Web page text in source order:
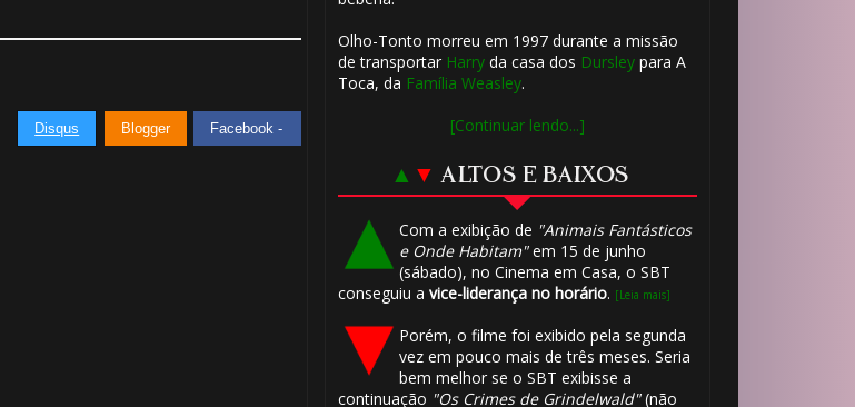
Disqus Blogger Facebook -
Olho-Tonto morreu em 1997 durante a missão
de transportar Harryda casa dos Dursleypara A
Toca, da Família Weasley.
[Continuar lendo...]
▲ ▼ ALTOS E BAIXOS
Com a exibição de "Animais Fantásticos
e Onde Habitam"em 15 de junho
(sábado), no Cinema em Casa, o SBT
conseguiu a vice-liderança no horário. [Leia mais]
Porém, o filme foi exibido pela segunda
vez em pouco mais de três meses. Seria
bem melhor se o SBT exibisse a
continuação "Os Crimes de Grindelwald"(não